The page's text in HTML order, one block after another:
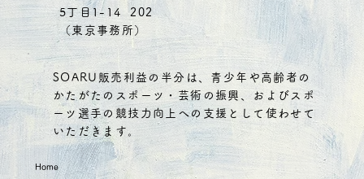
5丁目1-14 202
（東京事務所）
SOARU販売利益の半分は、青少年や高齢者の
かたがたのスポーツ・芸術の振興、およびスポ
ーツ選手の競技力向上への支援として使わせて
いただきます。
Home